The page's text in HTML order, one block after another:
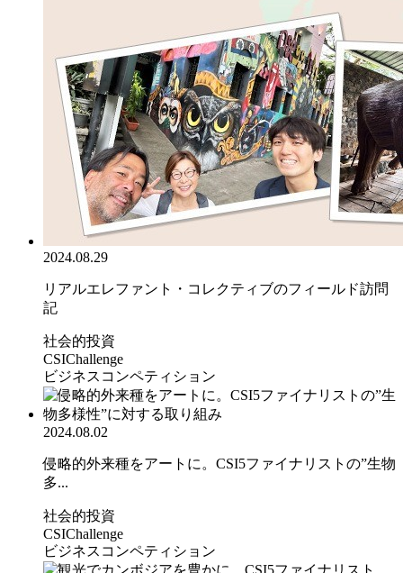
2024.08.29
リアルエレファント・コレクティブのフィールド訪問
記
社会的投資
CSIChallenge
ビジネスコンペティション
2024.08.02
侵略的外来種をアートに。CSI5ファイナリストの”生物
多...
社会的投資
CSIChallenge
ビジネスコンペティション